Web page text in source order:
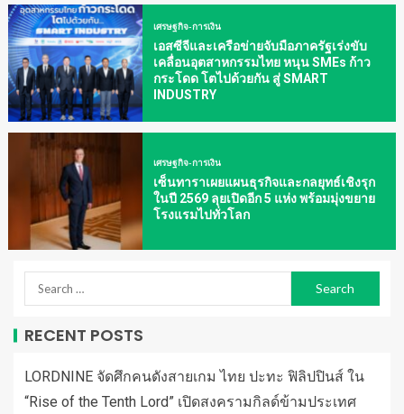
เศรษฐกิจ-การเงิน
เอสซีจีและเครือข่ายจับมือภาครัฐเร่งขับ
เคลื่อนอุตสาหกรรมไทย หนุน SMEs ก้าว
กระโดด โตไปด้วยกัน สู่ SMART
INDUSTRY
เศรษฐกิจ-การเงิน
เซ็นทาราเผยแผนธุรกิจและกลยุทธ์เชิงรุก
ในปี 2569 ลุยเปิดอีก 5 แห่ง พร้อมมุ่งขยาย
โรงแรมไปทั่วโลก
RECENT POSTS
LORDNINE จัดศึกคนดังสายเกม ไทย ปะทะ ฟิลิปปินส์ ใน
“Rise of the Tenth Lord” เปิดสงครามกิลด์ข้ามประเทศ